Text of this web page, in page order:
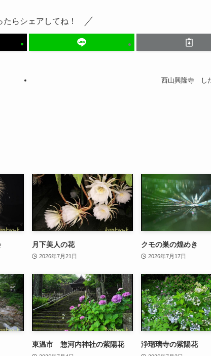
たらシェアしてね！
西山興隆寺 し
月下美人の花
2026年7月21日
クモの巣の煌めき
2026年7月17日
東温市 惣河内神社の紫陽花 浄瑠璃寺の紫陽花